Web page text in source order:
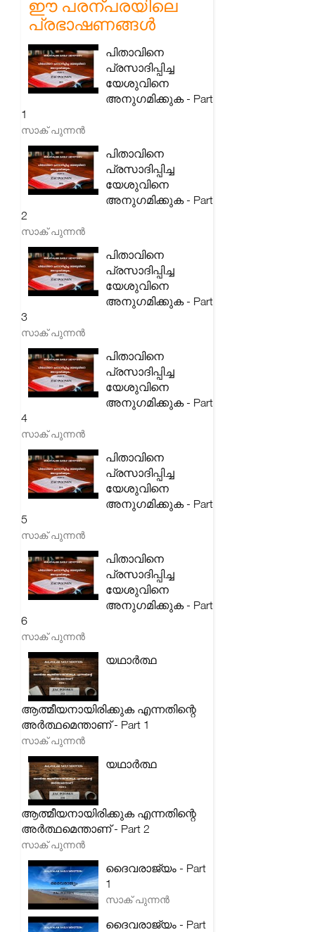
ഈ പരന്പരയിലെ
പ്രഭാഷണങ്ങൾ
പിതാവിനെ
പ്രസാദിപ്പിച്ച
യേശുവിനെ
അനുഗമിക്കുക - Part
1
സാക് പുന്നൻ
പിതാവിനെ
പ്രസാദിപ്പിച്ച
യേശുവിനെ
അനുഗമിക്കുക - Part
2
സാക് പുന്നൻ
പിതാവിനെ
പ്രസാദിപ്പിച്ച
യേശുവിനെ
അനുഗമിക്കുക - Part
3
സാക് പുന്നൻ
പിതാവിനെ
പ്രസാദിപ്പിച്ച
യേശുവിനെ
അനുഗമിക്കുക - Part
4
സാക് പുന്നൻ
പിതാവിനെ
പ്രസാദിപ്പിച്ച
യേശുവിനെ
അനുഗമിക്കുക - Part
5
സാക് പുന്നൻ
പിതാവിനെ
പ്രസാദിപ്പിച്ച
യേശുവിനെ
അനുഗമിക്കുക - Part
6
സാക് പുന്നൻ
യഥാർത്ഥ
ആത്മീയനായിരിക്കുക എന്നതിന്റെ
അർത്ഥമെന്താണ് - Part 1
സാക് പുന്നൻ
യഥാർത്ഥ
ആത്മീയനായിരിക്കുക എന്നതിന്റെ
അർത്ഥമെന്താണ് - Part 2
സാക് പുന്നൻ
ദൈവരാജ്യം - Part
1
സാക് പുന്നൻ
ദൈവരാജ്യം - Part